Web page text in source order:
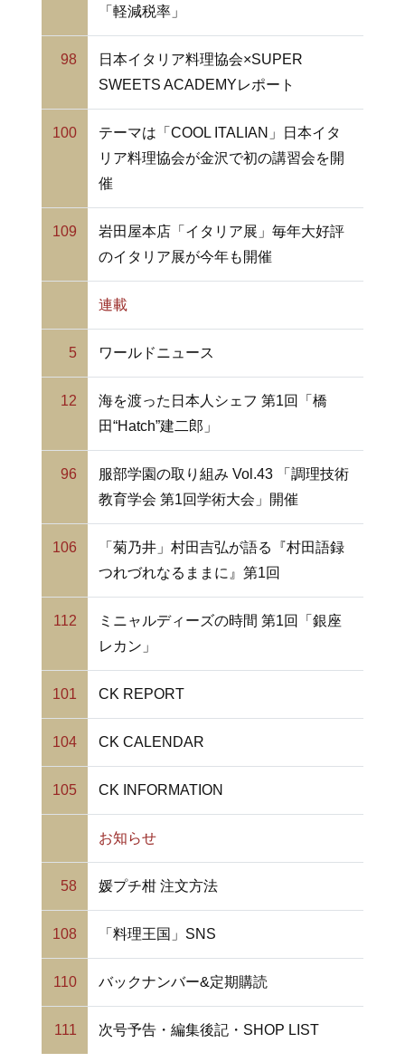
「軽減税率」
98
日本イタリア料理協会×SUPER
SWEETS ACADEMYレポート
100
テーマは「COOL ITALIAN」日本イタ
リア料理協会が金沢で初の講習会を開
催
109
岩田屋本店「イタリア展」毎年大好評
のイタリア展が今年も開催
連載
5 ワールドニュース
12
海を渡った日本人シェフ 第1回「橋
田“Hatch”建二郎」
96
服部学園の取り組み Vol.43 「調理技術
教育学会 第1回学術大会」開催
106
「菊乃井」村田吉弘が語る『村田語録
つれづれなるままに』第1回
112
ミニャルディーズの時間 第1回「銀座
レカン」
101 CK REPORT
104 CK CALENDAR
105 CK INFORMATION
お知らせ
58 媛プチ柑 注文方法
108 「料理王国」SNS
110 バックナンバー&定期購読
111 次号予告・編集後記・SHOP LIST